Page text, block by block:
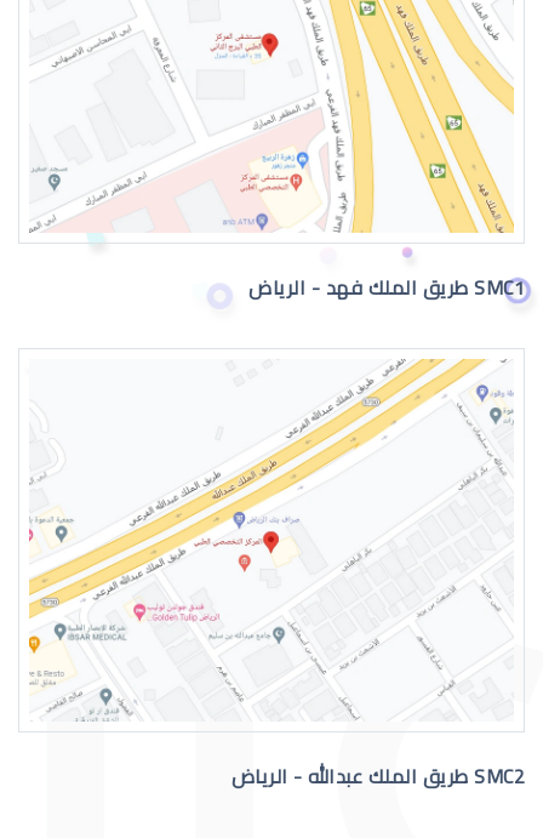
اعراض الماء الازرق بالعين
اسباب الماء الازرق بالعين
علاج الماء الازرق بالعين
SMC1 طريق الملك فهد - الرياض
SMC2 طريق الملك عبدالله - الرياض